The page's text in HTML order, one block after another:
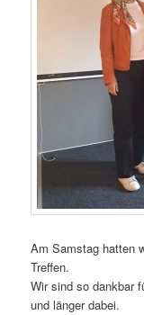
Am Samstag hatten
Treffen.
Wir sind so dankbar
und länger dabei.